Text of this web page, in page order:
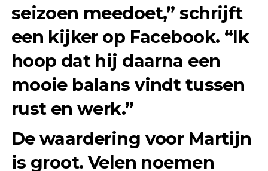
seizoen meedoet,” schrijft
een kijker op Facebook. “Ik
hoop dat hij daarna een
mooie balans vindt tussen
rust en werk.”
De waardering voor Martijn
is groot. Velen noemen